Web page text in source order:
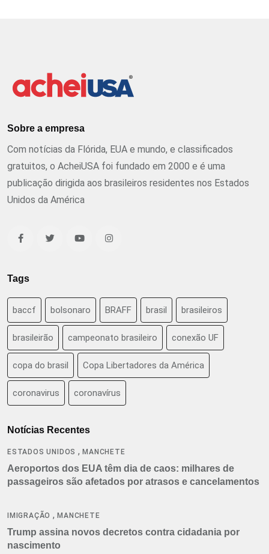
Sobre a empresa
Com notícias da Flórida, EUA e mundo, e classificados
gratuitos, o AcheiUSA foi fundado em 2000 e é uma
publicação dirigida aos brasileiros residentes nos Estados
Unidos da América
Tags
baccf bolsonaro BRAFF brasil brasileiros
brasileirão campeonato brasileiro conexão UF
copa do brasil Copa Libertadores da América
coronavirus coronavírus
Notícias Recentes
ESTADOS UNIDOS ,MANCHETE
Aeroportos dos EUA têm dia de caos: milhares de
passageiros são afetados por atrasos e cancelamentos
IMIGRAÇÃO ,MANCHETE
Trump assina novos decretos contra cidadania por
nascimento